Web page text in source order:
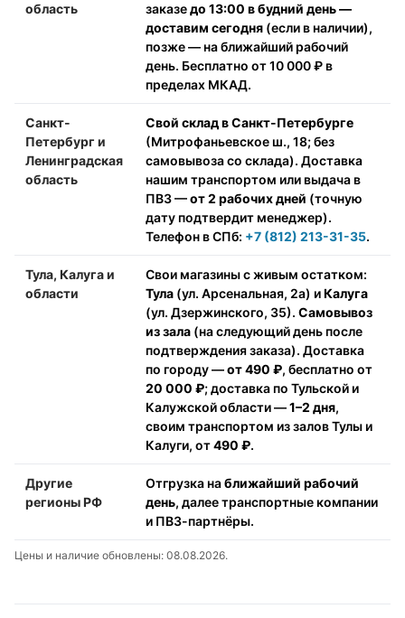
область
заказедо 13:00 в будний день —
доставим сегодня (если в наличии),
позже — на ближайший рабочий
день. Бесплатно от 10 000 ₽ в
пределах МКАД.
Санкт-
Петербург и
Ленинградская
область
Свой склад в Санкт-Петербурге
(Митрофаньевское ш., 18; без
самовывоза со склада). Доставка
нашим транспортом или выдача в
ПВЗ —от 2 рабочих дней (точную
дату подтвердит менеджер).
Телефон в СПб: +7 (812) 213-31-35.
Тула, Калуга и
области
Свои магазины с живым остатком:
Тула (ул. Арсенальная, 2а) иКалуга
(ул. Дзержинского, 35). Самовывоз
из зала (на следующий день после
подтверждения заказа). Доставка
по городу —от 490 ₽, бесплатно от
20 000 ₽; доставка по Тульской и
Калужской области —1–2 дня,
своим транспортом из залов Тулы и
Калуги, от490 ₽.
Другие
регионы РФ
Отгрузка наближайший рабочий
день, далее транспортные компании
и ПВЗ-партнёры.
Цены и наличие обновлены: 08.08.2026.